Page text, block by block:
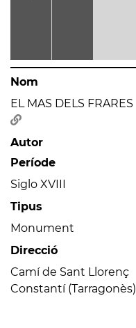
Nom
EL MAS DELS FRARES
Autor
Període
Siglo XVIII
Tipus
Monument
Direcció
Camí de Sant Llorenç
Constantí (Tarragonès)